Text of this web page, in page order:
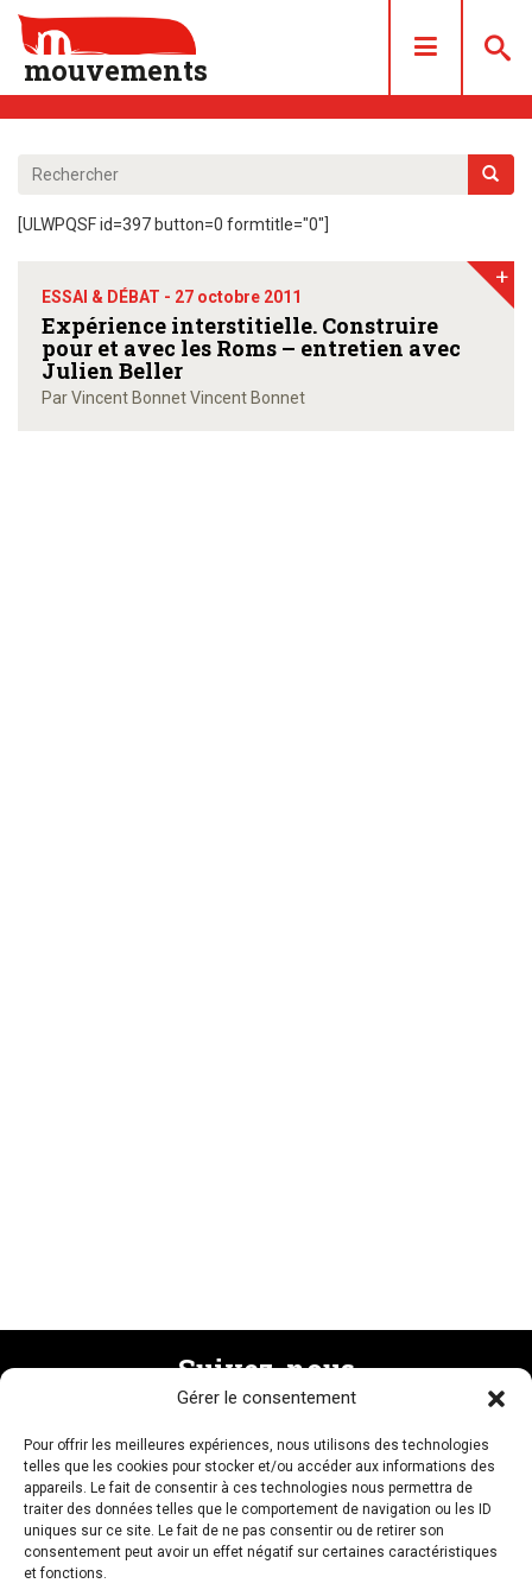
Gérer le consentement
Pour offrir les meilleures expériences, nous utilisons des technologies
telles que les cookies pour stocker et/ou accéder aux informations des
appareils. Le fait de consentir à ces technologies nous permettra de
traiter des données telles que le comportement de navigation ou les ID
uniques sur ce site. Le fait de ne pas consentir ou de retirer son
consentement peut avoir un effet négatif sur certaines caractéristiques
et fonctions.
mouvements
LES NUMÉROS
ACHAT/ABONNEMENT
CONTACT
[ULWPQSF id=397 button=0 formtitle="0"]
ESSAI & DÉBAT - 27 octobre 2011
Expérience interstitielle. Construire
pour et avec les Roms – entretien avec
Julien Beller
Par Vincent Bonnet Vincent Bonnet
+
Suivez-nous
Recevez la newsletter